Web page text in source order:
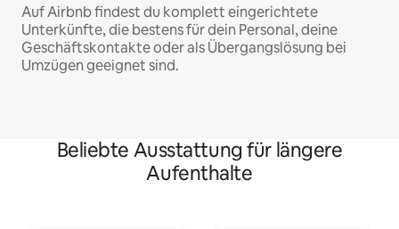
Auf Airbnb findest du komplett eingerichtete
Unterkünfte, die bestens für dein Personal, deine
Geschäftskontakte oder als Übergangslösung bei
Umzügen geeignet sind.
Beliebte Ausstattung für längere
Aufenthalte